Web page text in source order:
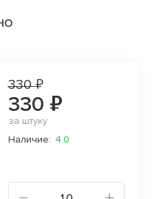
330 ₽
330 ₽
за штуку
Наличие: 4.0